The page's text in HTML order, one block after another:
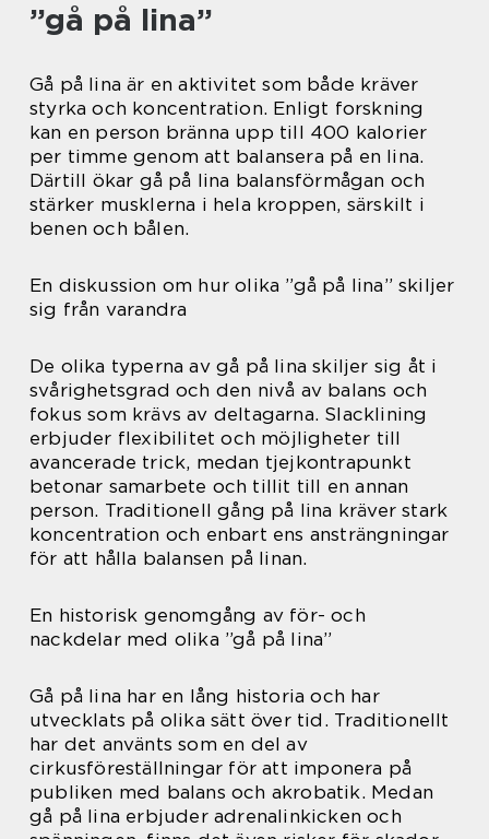
”gå på lina”
Gå på lina är en aktivitet som både kräver
styrka och koncentration. Enligt forskning
kan en person bränna upp till 400 kalorier
per timme genom att balansera på en lina.
Därtill ökar gå på lina balansförmågan och
stärker musklerna i hela kroppen, särskilt i
benen och bålen.
En diskussion om hur olika ”gå på lina” skiljer
sig från varandra
De olika typerna av gå på lina skiljer sig åt i
svårighetsgrad och den nivå av balans och
fokus som krävs av deltagarna. Slacklining
erbjuder flexibilitet och möjligheter till
avancerade trick, medan tjejkontrapunkt
betonar samarbete och tillit till en annan
person. Traditionell gång på lina kräver stark
koncentration och enbart ens ansträngningar
för att hålla balansen på linan.
En historisk genomgång av för- och
nackdelar med olika ”gå på lina”
Gå på lina har en lång historia och har
utvecklats på olika sätt över tid. Traditionellt
har det använts som en del av
cirkusföreställningar för att imponera på
publiken med balans och akrobatik. Medan
gå på lina erbjuder adrenalinkicken och